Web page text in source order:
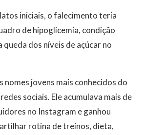
iniciais, o falecimento teria
de hipoglicemia, condição
dos níveis de açúcar no
nomes jovens mais conhecidos do
sociais. Ele acumulava mais de
no Instagram e ganhou
rotina de treinos, dieta,